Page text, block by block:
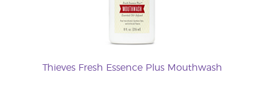
Thieves Fresh Essence Plus Mouthwash